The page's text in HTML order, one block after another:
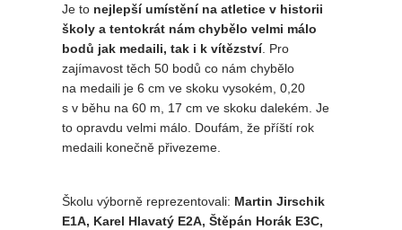
Je to nejlepší umístění na atletice v historii
školy a tentokrát nám chybělo velmi málo
bodů jak medaili, tak i k vítězství. Pro
zajímavost těch 50 bodů co nám chybělo
na medaili je 6 cm ve skoku vysokém, 0,20
s v běhu na 60 m, 17 cm ve skoku dalekém. Je
to opravdu velmi málo. Doufám, že příští rok
medaili konečně přivezeme.
Školu výborně reprezentovali: Martin Jirschik
E1A, Karel Hlavatý E2A, Štěpán Horák E3C,